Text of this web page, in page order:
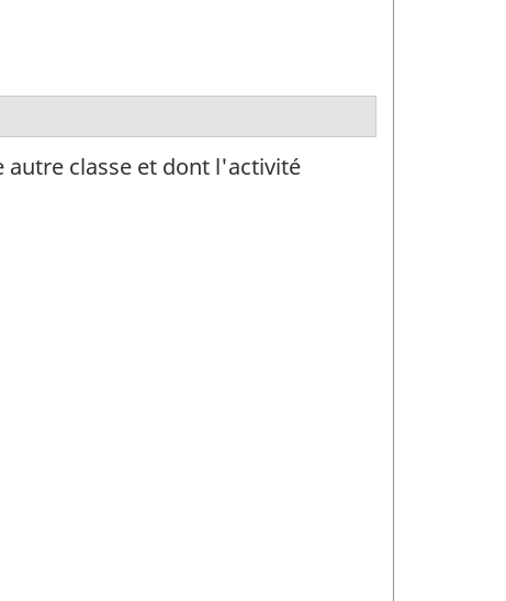
autre classe et dont l'activité